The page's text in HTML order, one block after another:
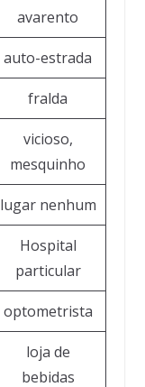
avarento
auto-estrada
fralda
vicioso,
mesquinho
lugar nenhum
Hospital
particular
optometrista
loja de
bebidas